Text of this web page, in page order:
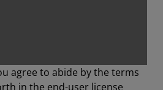
agree to abide by the terms
in the end-user license